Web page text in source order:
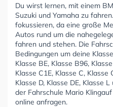
Du wirst lernen, mit einem
Suzuki und Yamaha zu
fokussieren, da eine große
Autos rund um die
fahren und stehen. Die
Bedingungen um deine
Klasse BE, Klasse B96,
Klasse C1E, Klasse C, Klasse
Klasse D, Klasse DE, Klasse
der Fahrschule Mario
online anfragen.